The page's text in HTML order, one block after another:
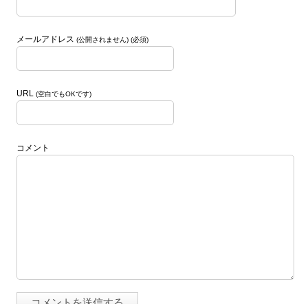
メールアドレス (公開されません) (必須)
URL (空白でもOKです)
コメント